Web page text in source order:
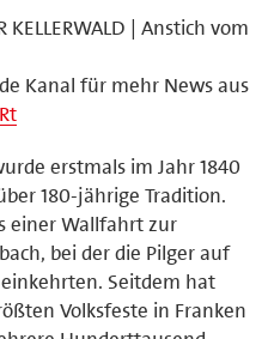
KELLERWALD | Anstich vom
Kanal für mehr News aus
erstmals im Jahr 1840
180-jährige Tradition.
einer Wallfahrt zur
bei der die Pilger auf
Seitdem hat
Volksfeste in Franken